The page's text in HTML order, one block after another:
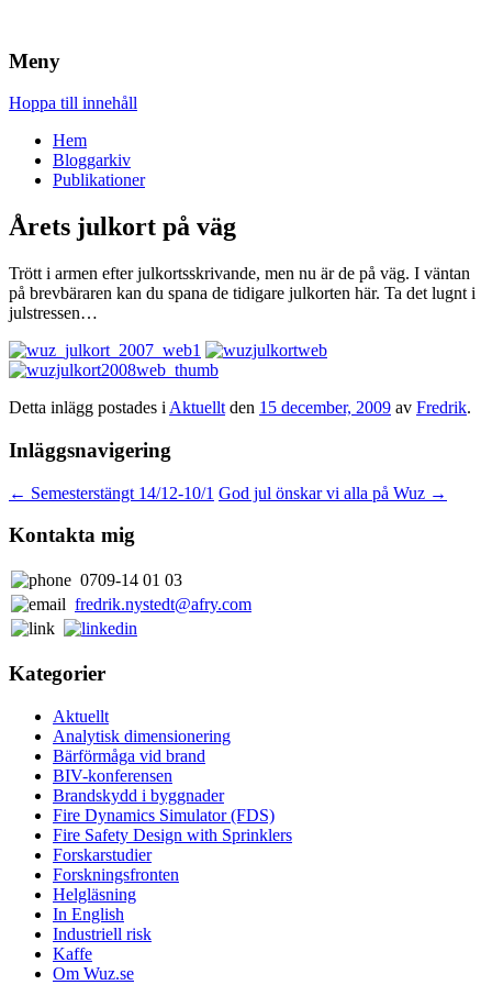
Wuz
Meny
Hoppa till innehåll
Hem
Bloggarkiv
Publikationer
Årets julkort på väg
Trött i armen efter julkortsskrivande, men nu är de på väg. I väntan
på brevbäraren kan du spana de tidigare julkorten här. Ta det lugnt i
julstressen…
Detta inlägg postades i Aktuellt den 15 december, 2009 av Fredrik.
Inläggsnavigering
← Semesterstängt 14/12-10/1 God jul önskar vi alla på Wuz →
Kontakta mig
0709-14 01 03
fredrik.nystedt@afry.com
Kategorier
Aktuellt
Analytisk dimensionering
Bärförmåga vid brand
BIV-konferensen
Brandskydd i byggnader
Fire Dynamics Simulator (FDS)
Fire Safety Design with Sprinklers
Forskarstudier
Forskningsfronten
Helgläsning
In English
Industriell risk
Kaffe
Om Wuz.se